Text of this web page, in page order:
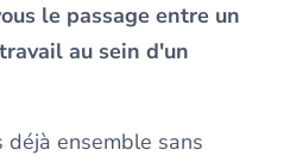
le passage entre un
au sein d'un
déjà ensemble sans